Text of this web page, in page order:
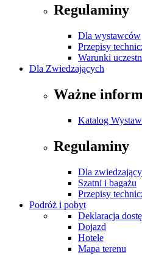
Regulaminy
Dla wystawców
Przepisy
Warunki
Dla Zwiedzających
Ważne
Katalog
Regulaminy
Dla
Szatni i bagażu
Przepisy
Podróż i pobyt
Deklaracja
Dojazd
Hotele
Mapa terenu